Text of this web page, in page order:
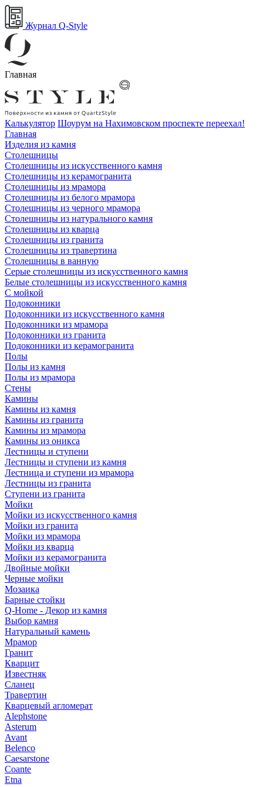
Журнал Q-Style
Главная
Калькулятор Шоурум на Нахимовском проспекте переехал!
Главная
Изделия из камня
Столешницы
Столешницы из искусственного камня
Столешницы из керамогранита
Столешницы из мрамора
Столешницы из белого мрамора
Столешницы из черного мрамора
Столешницы из натурального камня
Столешницы из кварца
Столешницы из гранита
Столешницы из травертина
Столешницы в ванную
Серые столешницы из искусственного камня
Белые столешницы из искусственного камня
С мойкой
Подоконники
Подоконники из искусственного камня
Подоконники из мрамора
Подоконники из гранита
Подоконники из керамогранита
Полы
Полы из камня
Полы из мрамора
Стены
Камины
Камины из камня
Камины из гранита
Камины из мрамора
Камины из оникса
Лестницы и ступени
Лестницы и ступени из камня
Лестница и ступени из мрамора
Лестницы из гранита
Ступени из гранита
Мойки
Мойки из искусственного камня
Мойки из гранита
Мойки из мрамора
Мойки из кварца
Мойки из керамогранита
Двойные мойки
Черные мойки
Мозаика
Барные стойки
Q-Home - Декор из камня
Выбор камня
Натуральный камень
Мрамор
Гранит
Кварцит
Известняк
Сланец
Травертин
Кварцевый агломерат
Alephstone
Asterum
Avant
Belenco
Caesarstone
Coante
Etna